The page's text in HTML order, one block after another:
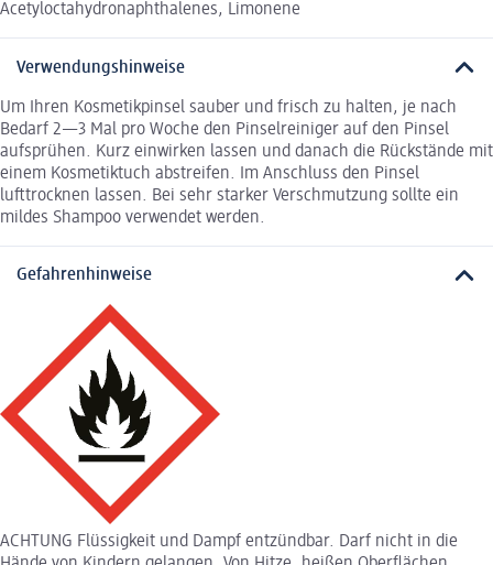
Acetyloctahydronaphthalenes, Limonene
Verwendungshinweise
Um Ihren Kosmetikpinsel sauber und frisch zu halten, je nach
Bedarf 2—3 Mal pro Woche den Pinselreiniger auf den Pinsel
aufsprühen. Kurz einwirken lassen und danach die Rückstände mit
einem Kosmetiktuch abstreifen. Im Anschluss den Pinsel
lufttrocknen lassen. Bei sehr starker Verschmutzung sollte ein
mildes Shampoo verwendet werden.
Gefahrenhinweise
ACHTUNG Flüssigkeit und Dampf entzündbar. Darf nicht in die